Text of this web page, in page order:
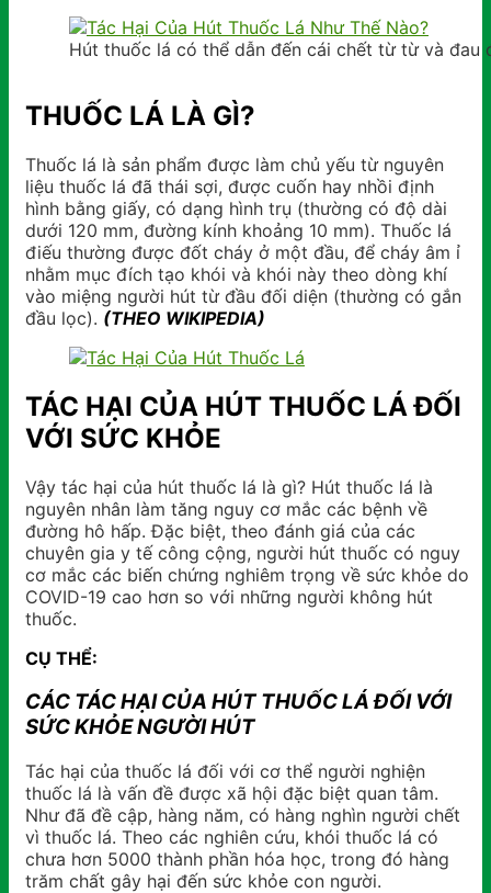
Hút thuốc lá có thể dẫn đến cái chết từ từ và đau
THUỐC LÁ LÀ GÌ?
Thuốc lá là sản phẩm được làm chủ yếu từ nguyên
liệu thuốc lá đã thái sợi, được cuốn hay nhồi định
hình bằng giấy, có dạng hình trụ (thường có độ dài
dưới 120 mm, đường kính khoảng 10 mm). Thuốc lá
điếu thường được đốt cháy ở một đầu, để cháy âm ỉ
nhằm mục đích tạo khói và khói này theo dòng khí
vào miệng người hút từ đầu đối diện (thường có gắn
đầu lọc). (THEO WIKIPEDIA)
TÁC HẠI CỦA HÚT THUỐC LÁ ĐỐI
VỚI SỨC KHỎE
Vậy tác hại của hút thuốc lá là gì? Hút thuốc lá là
nguyên nhân làm tăng nguy cơ mắc các bệnh về
đường hô hấp. Đặc biệt, theo đánh giá của các
chuyên gia y tế công cộng, người hút thuốc có nguy
cơ mắc các biến chứng nghiêm trọng về sức khỏe do
COVID-19 cao hơn so với những người không hút
thuốc.
CỤ THỂ:
CÁC TÁC HẠI CỦA HÚT THUỐC LÁ ĐỐI VỚI
SỨC KHỎE NGƯỜI HÚT
Tác hại của thuốc lá đối với cơ thể người nghiện
thuốc lá là vấn đề được xã hội đặc biệt quan tâm.
Như đã đề cập, hàng năm, có hàng nghìn người chết
vì thuốc lá. Theo các nghiên cứu, khói thuốc lá có
chưa hơn 5000 thành phần hóa học, trong đó hàng
trăm chất gây hại đến sức khỏe con người.